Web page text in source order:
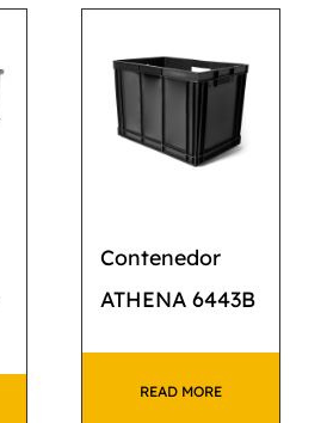
Contenedor
ATHENA 6443B
READ MORE